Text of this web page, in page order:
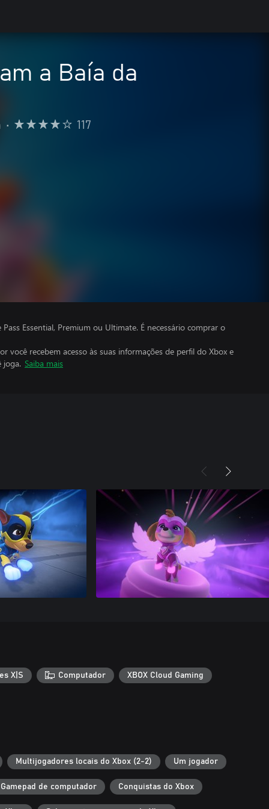
a Baía da
• 117
Essential, Premium ou Ultimate. É necessário comprar o
você recebem acesso às suas informações de perfil do Xbox e
joga. Saiba mais
X|S Computador XBOX Cloud Gaming
Multijogadores locais do Xbox (2-2) Um jogador
Gamepad de computador Conquistas do Xbox